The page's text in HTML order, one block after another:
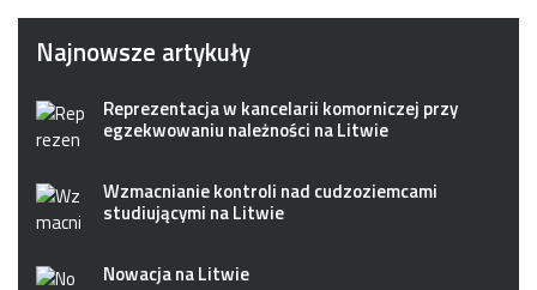
Najnowsze artykuły
Reprezentacja w kancelarii komorniczej przy
egzekwowaniu należności na Litwie
Wzmacnianie kontroli nad cudzoziemcami
studiującymi na Litwie
Nowacja na Litwie